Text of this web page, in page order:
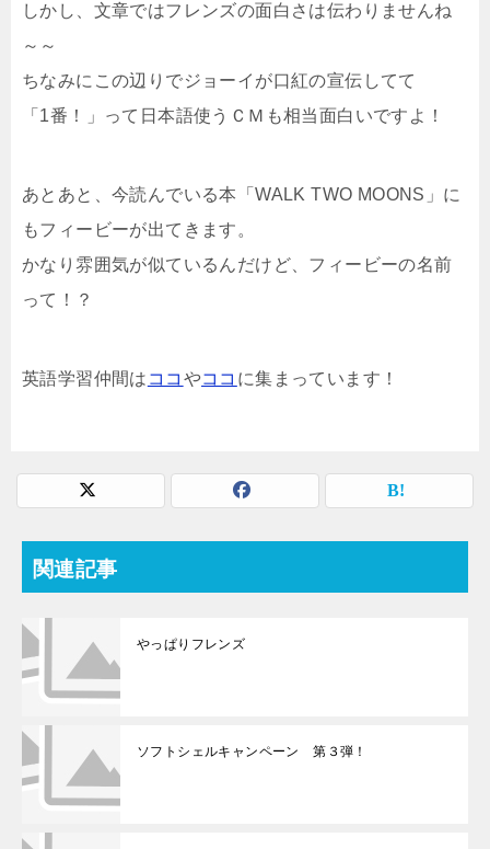
しかし、文章ではフレンズの面白さは伝わりませんね
～～
ちなみにこの辺りでジョーイが口紅の宣伝してて
「1番！」って日本語使うＣＭも相当面白いですよ！
あとあと、今読んでいる本「WALK TWO MOONS」に
もフィービーが出てきます。
かなり雰囲気が似ているんだけど、フィービーの名前
って！？
英語学習仲間は ココ やココ に集まっています！
関連記事
やっぱりフレンズ
ソフトシェルキャンペーン 第３弾！